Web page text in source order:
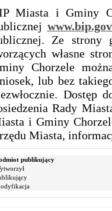
Miasta i Gminy
Ze strony
własne
Chorzele
lub bez
Dostęp
Rady
i Gminy
Miasta,
publikujący